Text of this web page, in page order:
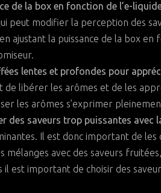
de la box en fonction de l’e-
peut modifier la perception des
ajustant la puissance de la box
lentes et profondes pour
libérer les arômes et de les
les arômes s’exprimer
des saveurs trop puissantes avec
Il est donc important de les
mélanges avec des saveurs
il est important de choisir des